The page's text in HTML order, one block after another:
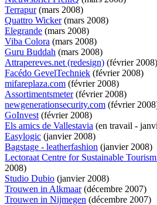
Terrapur(mars 2008)
Quattro Wicker(mars 2008)
Elegrande (mars 2008)
Viba Colora (mars 2008)
Guru Buddah (mars 2008)
Attrapereves.net (redesign) (février 2008)
Facédo GevelTechniek (février 2008)
mifareplaza.com (février 2008)
Assortimentsmeter(février 2008)
newgenerationsecurity.com (février
GoInvest(février 2008)
Els amics de Vallestavia (en travail -
Easylogic (janvier 2008)
Bagstage - leatherfashion (janvier 2008)
Lectoraat Centre for Sustainable
2008)
Studio Dubio (janvier 2008)
Trouwen in Alkmaar(décembre 2007)
Trouwen in Nijmegen (décembre 2007)